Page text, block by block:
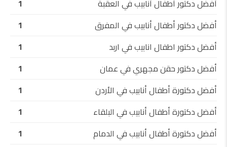
أفضل دكتور أطفال أنابيب في العقبة
1
أفضل دكتور أطفال أنابيب في المفرق
1
أفضل دكتور اطفال انابيب في اربد
1
أفضل دكتور حقن مجهري في عمان
1
أفضل دكتورة أطفال أنابيب في الأردن
1
أفضل دكتورة أطفال أنابيب في البلقاء
1
أفضل دكتورة أطفال أنابيب في الدمام
1